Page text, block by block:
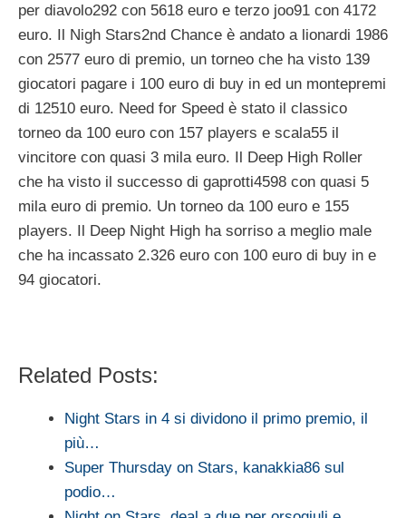
per diavolo292 con 5618 euro e terzo joo91 con 4172
euro. Il Nigh Stars2nd Chance è andato a lionardi 1986
con 2577 euro di premio, un torneo che ha visto 139
giocatori pagare i 100 euro di buy in ed un montepremi
di 12510 euro. Need for Speed è stato il classico
torneo da 100 euro con 157 players e scala55 il
vincitore con quasi 3 mila euro. Il Deep High Roller
che ha visto il successo di gaprotti4598 con quasi 5
mila euro di premio. Un torneo da 100 euro e 155
players. Il Deep Night High ha sorriso a meglio male
che ha incassato 2.326 euro con 100 euro di buy in e
94 giocatori.
Related Posts:
Night Stars in 4 si dividono il primo premio, il
più…
Super Thursday on Stars, kanakkia86 sul
podio…